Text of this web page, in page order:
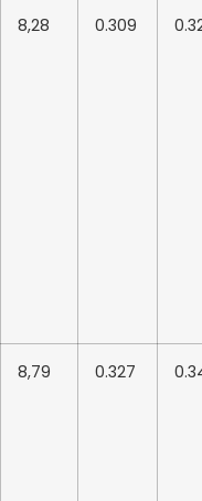
8,28 0.309
8,79 0.327